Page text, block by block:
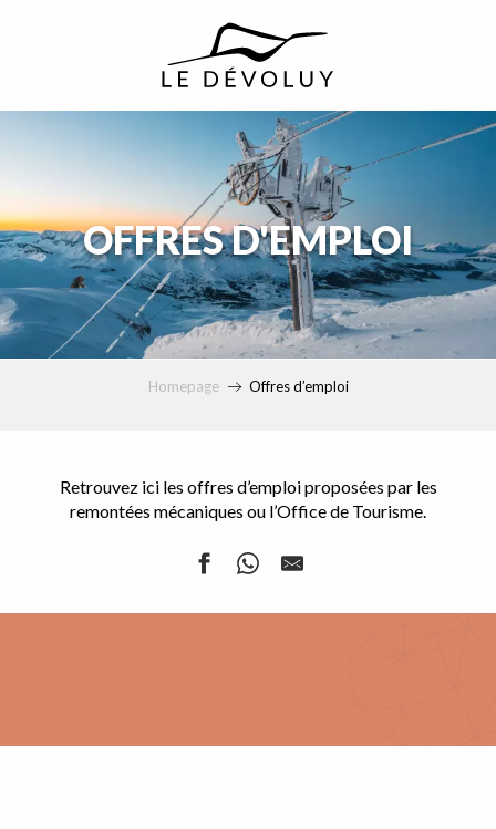
OFFRES D'EMPLOI
Homepage Offres d’emploi
Retrouvez ici les offres d’emploi proposées par les
remontées mécaniques ou l’Office de Tourisme.